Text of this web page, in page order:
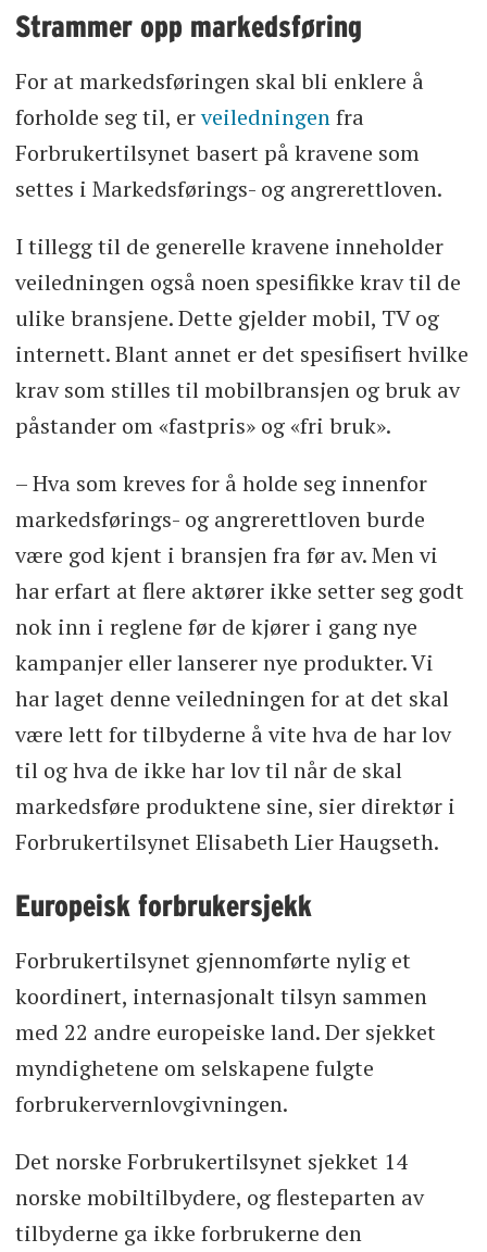
Strammer opp markedsføring
For at markedsføringen skal bli enklere å
forholde seg til, erveiledningenfra
Forbrukertilsynet basert på kravene som
settes i Markedsførings- og angrerettloven.
I tillegg til de generelle kravene inneholder
veiledningen også noen spesifikke krav til de
ulike bransjene. Dette gjelder mobil, TV og
internett. Blant annet er det spesifisert hvilke
krav som stilles til mobilbransjen og bruk av
påstander om «fastpris» og «fri bruk».
– Hva som kreves for å holde seg innenfor
markedsførings- og angrerettloven burde
være god kjent i bransjen fra før av. Men vi
har erfart at flere aktører ikke setter seg godt
nok inn i reglene før de kjører i gang nye
kampanjer eller lanserer nye produkter. Vi
har laget denne veiledningen for at det skal
være lett for tilbyderne å vite hva de har lov
til og hva de ikke har lov til når de skal
markedsføre produktene sine, sier direktør i
Forbrukertilsynet Elisabeth Lier Haugseth.
Europeisk forbrukersjekk
Forbrukertilsynet gjennomførte nylig et
koordinert, internasjonalt tilsyn sammen
med 22 andre europeiske land. Der sjekket
myndighetene om selskapene fulgte
forbrukervernlovgivningen.
Det norske Forbrukertilsynet sjekket 14
norske mobiltilbydere, og flesteparten av
tilbyderne ga ikke forbrukerne den